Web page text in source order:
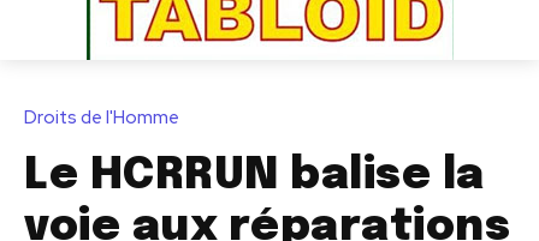
Droits de l'Homme
Le HCRRUN balise la
voie aux réparations